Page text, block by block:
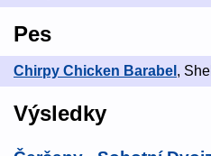
Pes
Chirpy Chicken Barabel ,
Výsledky